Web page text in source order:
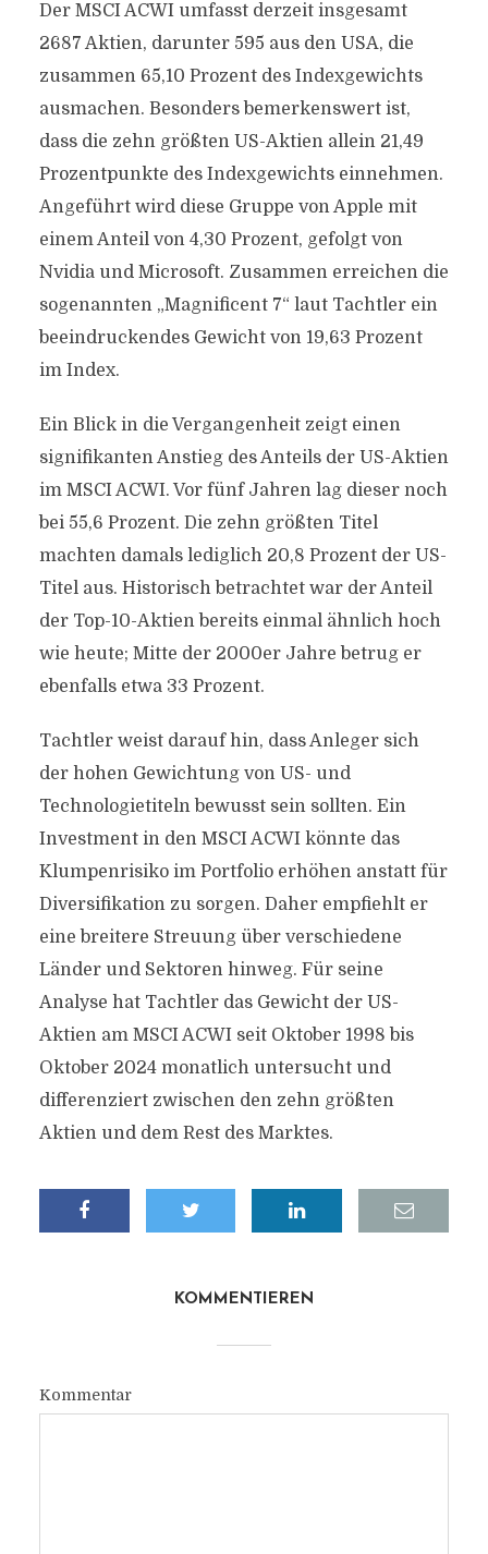
Der MSCI ACWI umfasst derzeit insgesamt
2687 Aktien, darunter 595 aus den USA, die
zusammen 65,10 Prozent des Indexgewichts
ausmachen. Besonders bemerkenswert ist,
dass die zehn größten US-Aktien allein 21,49
Prozentpunkte des Indexgewichts einnehmen.
Angeführt wird diese Gruppe von Apple mit
einem Anteil von 4,30 Prozent, gefolgt von
Nvidia und Microsoft. Zusammen erreichen die
sogenannten „Magnificent 7“ laut Tachtler ein
beeindruckendes Gewicht von 19,63 Prozent
im Index.
Ein Blick in die Vergangenheit zeigt einen
signifikanten Anstieg des Anteils der US-Aktien
im MSCI ACWI. Vor fünf Jahren lag dieser noch
bei 55,6 Prozent. Die zehn größten Titel
machten damals lediglich 20,8 Prozent der US-
Titel aus. Historisch betrachtet war der Anteil
der Top-10-Aktien bereits einmal ähnlich hoch
wie heute; Mitte der 2000er Jahre betrug er
ebenfalls etwa 33 Prozent.
Tachtler weist darauf hin, dass Anleger sich
der hohen Gewichtung von US- und
Technologietiteln bewusst sein sollten. Ein
Investment in den MSCI ACWI könnte das
Klumpenrisiko im Portfolio erhöhen anstatt für
Diversifikation zu sorgen. Daher empfiehlt er
eine breitere Streuung über verschiedene
Länder und Sektoren hinweg. Für seine
Analyse hat Tachtler das Gewicht der US-
Aktien am MSCI ACWI seit Oktober 1998 bis
Oktober 2024 monatlich untersucht und
differenziert zwischen den zehn größten
Aktien und dem Rest des Marktes.
KOMMENTIEREN
Kommentar